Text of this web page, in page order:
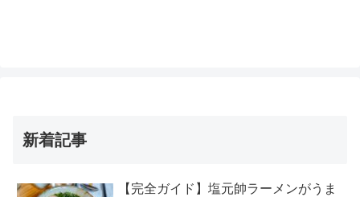
新着記事
【完全ガイド】塩元帥ラーメンがうま